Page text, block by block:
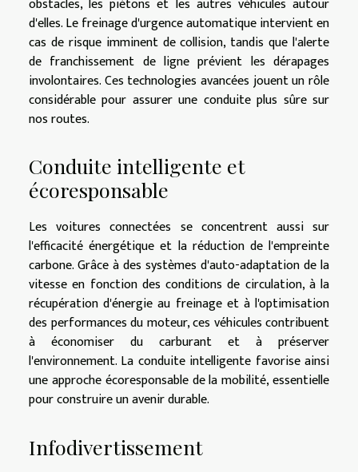
d'elles. Le freinage d'urgence automatique intervient en
cas de risque imminent de collision, tandis que l'alerte
de franchissement de ligne prévient les dérapages
involontaires. Ces technologies avancées jouent un rôle
considérable pour assurer une conduite plus sûre sur
nos routes.
Conduite intelligente et
écoresponsable
Les voitures connectées se concentrent aussi sur
l'efficacité énergétique et la réduction de l'empreinte
carbone. Grâce à des systèmes d'auto-adaptation de la
vitesse en fonction des conditions de circulation, à la
récupération d'énergie au freinage et à l'optimisation
des performances du moteur, ces véhicules contribuent
à économiser du carburant et à préserver
l'environnement. La conduite intelligente favorise ainsi
une approche écoresponsable de la mobilité, essentielle
pour construire un avenir durable.
Infodivertissement